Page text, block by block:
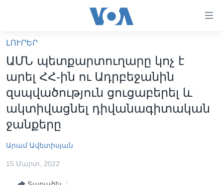
հիմնական
բովանդակությանը
անցնել
հիմնական
բովանդակությանը
հիմնական
բովանդակություն
ԼՈՒՐԵՐ
ՍՓՅՈՒՌՔ
ՏԵՍԱՆՅՈՒԹԵՐ
ՖԻԼՄԵՐ
ՖԻԼՄԵՐ
ՄԵՐ ՄԱՍԻՆ
ԼՈՒՐԵՐ
ԱՄՆ պետքարտուղարը կոչ է
արել ՀՀ-ին ու Ադրբեջանին
զսպվածություն ցուցաբերել և
ակտիվացնել դիվանագիտական
ջանքերը
Արամ Ավետիսյան
15 Մարտ, 2022